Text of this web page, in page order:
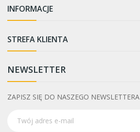
INFORMACJE
STREFA KLIENTA
NEWSLETTER
ZAPISZ SIĘ DO NASZEGO NEWSLETTERA